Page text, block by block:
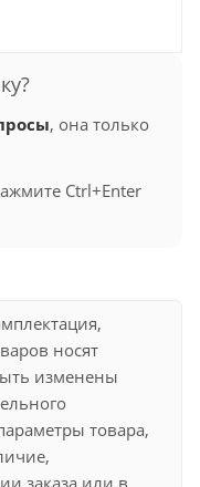
, она только
Ctrl+Enter
носят
изменены
товара,